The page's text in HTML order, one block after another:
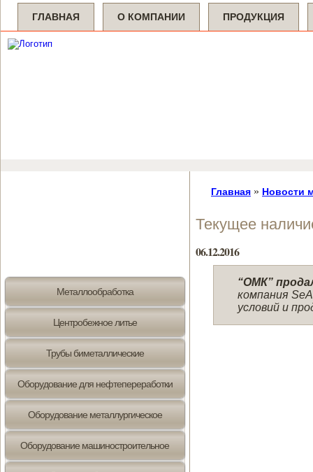
ГЛАВНАЯ О КОМПАНИИ ПРОДУКЦИЯ
Металлообработка
Центробежное литье
Трубы биметаллические
Оборудование для нефтепереработки
Оборудование металлургическое
Оборудование машиностроительное
Главная » Новости
Текущее
06.12.2016
“ОМК”
компания
условий и